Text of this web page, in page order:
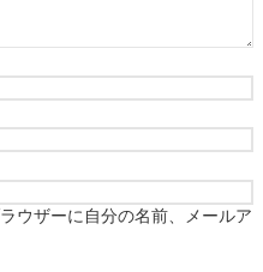
ウザーに自分の名前、メールア